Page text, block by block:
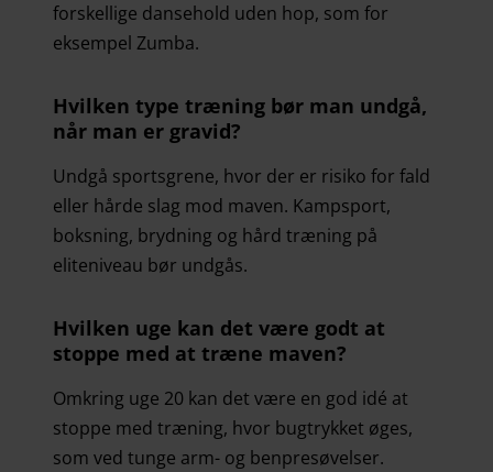
forskellige dansehold uden hop, som for
eksempel Zumba.
Hvilken type træning bør man undgå,
når man er gravid?
Undgå sportsgrene, hvor der er risiko for fald
eller hårde slag mod maven. Kampsport,
boksning, brydning og hård træning på
eliteniveau bør undgås.
Hvilken uge kan det være godt at
stoppe med at træne maven?
Omkring uge 20 kan det være en god idé at
stoppe med træning, hvor bugtrykket øges,
som ved tunge arm- og benpresøvelser.